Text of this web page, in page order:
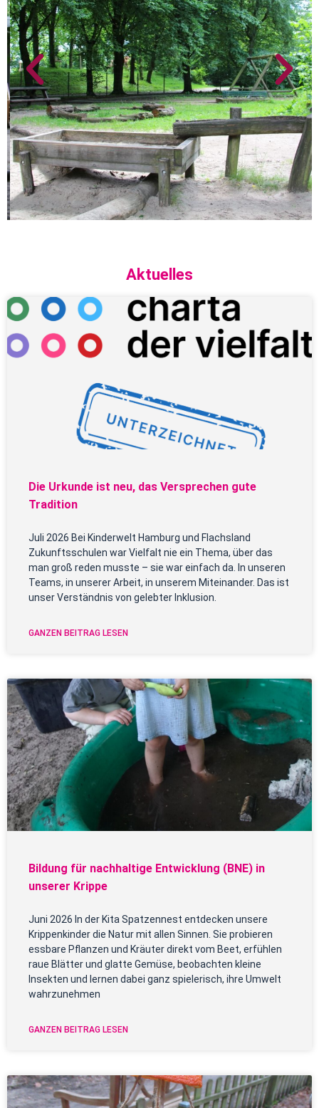
Aktuelles
Die Urkunde ist neu, das Versprechen gute
Tradition
Juli 2026 Bei Kinderwelt Hamburg und Flachsland
Zukunftsschulen war Vielfalt nie ein Thema, über das
man groß reden musste – sie war einfach da. In unseren
Teams, in unserer Arbeit, in unserem Miteinander. Das ist
unser Verständnis von gelebter Inklusion.
GANZEN BEITRAG LESEN
Bildung für nachhaltige Entwicklung (BNE) in
unserer Krippe
Juni 2026 In der Kita Spatzennest entdecken unsere
Krippenkinder die Natur mit allen Sinnen. Sie probieren
essbare Pflanzen und Kräuter direkt vom Beet, erfühlen
raue Blätter und glatte Gemüse, beobachten kleine
Insekten und lernen dabei ganz spielerisch, ihre Umwelt
wahrzunehmen
GANZEN BEITRAG LESEN